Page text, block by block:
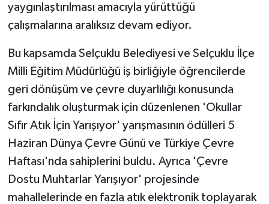
yaygınlaştırılması amacıyla yürüttüğü
çalışmalarına aralıksız devam ediyor.
Bu kapsamda Selçuklu Belediyesi ve Selçuklu İlçe
Milli Eğitim Müdürlüğü iş birliğiyle öğrencilerde
geri dönüşüm ve çevre duyarlılığı konusunda
farkındalık oluşturmak için düzenlenen 'Okullar
Sıfır Atık İçin Yarışıyor' yarışmasının ödülleri 5
Haziran Dünya Çevre Günü ve Türkiye Çevre
Haftası'nda sahiplerini buldu. Ayrıca 'Çevre
Dostu Muhtarlar Yarışıyor' projesinde
mahallelerinde en fazla atık elektronik toplayarak